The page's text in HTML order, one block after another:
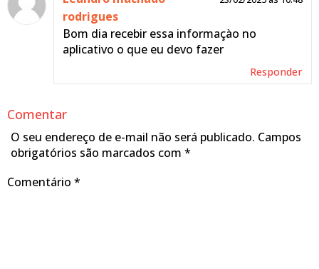
rodrigues
Bom dia recebir essa informaçào no
aplicativo o que eu devo fazer
Responder
Comentar
O seu endereço de e-mail não será publicado. Campos
obrigatórios são marcados com *
Comentário *